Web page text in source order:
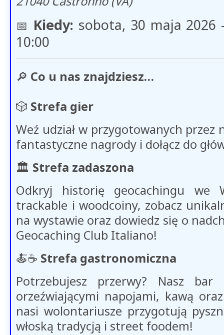
📅​ Kiedy: sobota, 30 maja 2026
10:00
🔎 Co u nas znajdziesz…
🎲 Strefa gier
Weź udział w przygotowanych przez
fantastyczne nagrody i dołącz do
🏛️ Strefa zadaszona
Odkryj historię geocachingu we
trackable i woodcoiny, zobacz
na wystawie oraz dowiedz się o
Geocaching Club Italiano!
🍝​​☕​​ Strefa gastronomiczna
Potrzebujesz przerwy? Nasz
orzeźwiającymi napojami, kawą
nasi wolontariusze przygotują
włoską tradycją i street foodem!